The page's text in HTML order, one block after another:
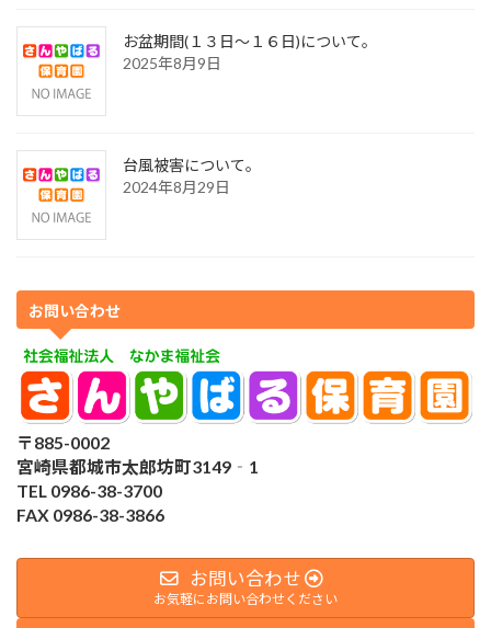
お盆期間(１３日～１６日)について。
2025年8月9日
台風被害について。
2024年8月29日
お問い合わせ
〒885-0002
宮崎県都城市太郎坊町3149‐1
TEL 0986-38-3700
FAX 0986-38-3866
お問い合わせ
お気軽にお問い合わせください